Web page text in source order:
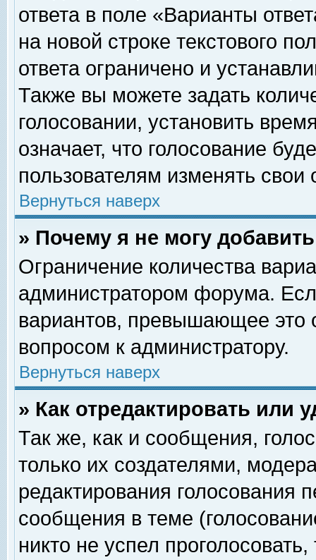
ответа в поле «Варианты
на новой строке текстового
ответа ограничено и
Также вы можете задать
голосовании, установить
означает, что голосование
пользователям изменять свои
Вернуться наверх
» Почему я не могу
Ограничение количества
администратором форума.
вариантов, превышающее это
вопросом к администратору.
Вернуться наверх
» Как отредактировать или
Так же, как и сообщения,
только их создателями,
редактирования голосования
сообщения в теме
никто не успел